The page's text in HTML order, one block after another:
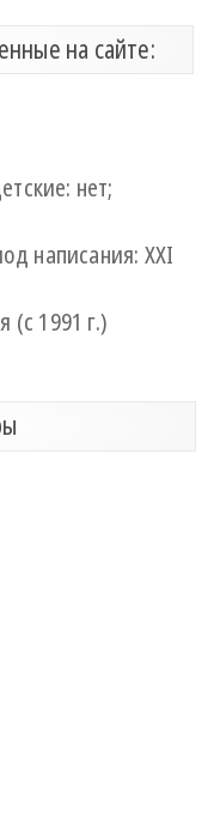
на сайте:
нет;
написания: XXI
(с 1991 г.)